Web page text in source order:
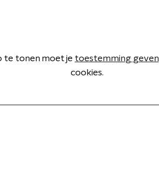
te tonen moet je toestemming geven
cookies.